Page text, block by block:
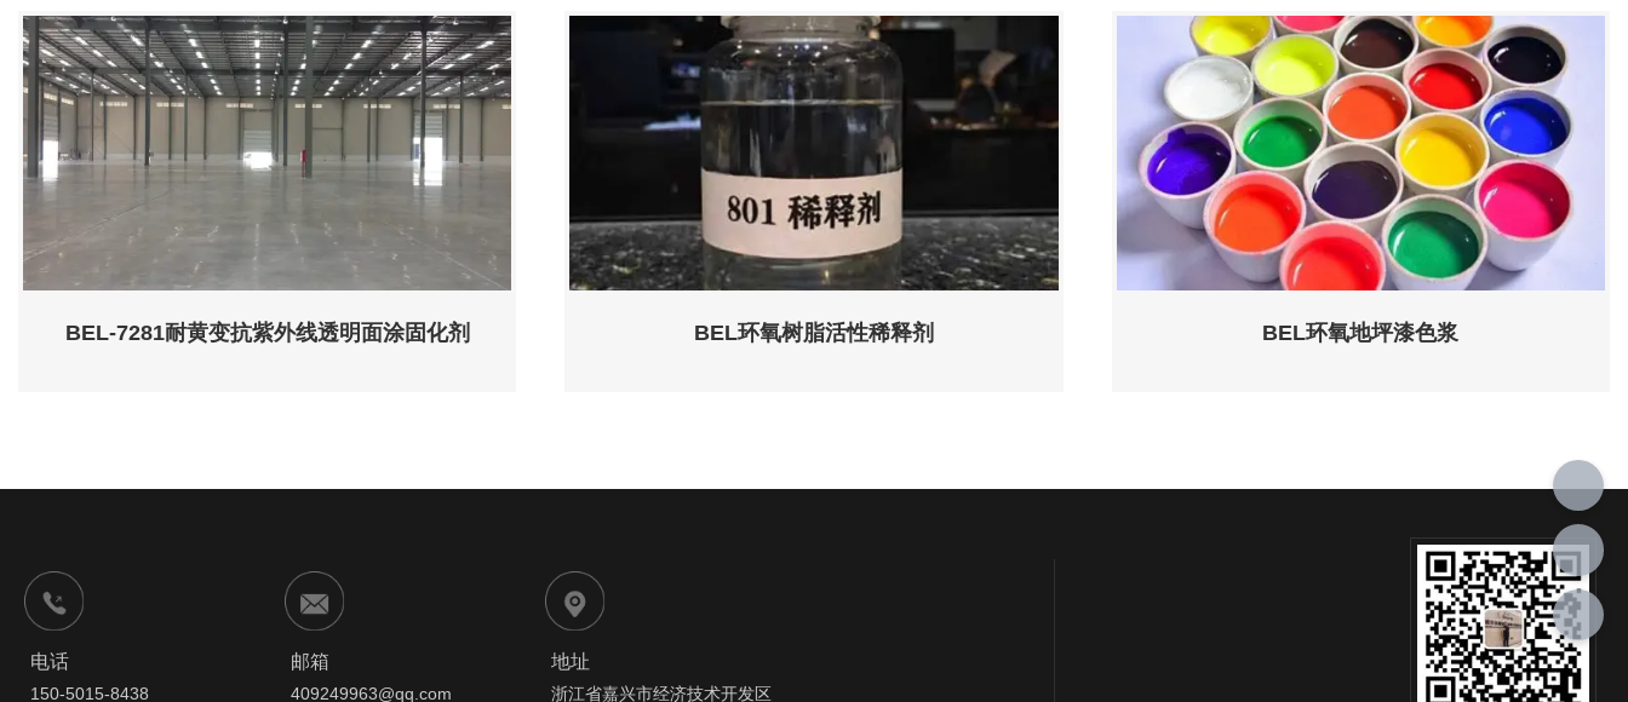
BEL-7281耐黄变抗紫外线透明面涂固化剂 BEL环氧树脂活性稀释剂 BEL环氧地坪漆色浆
电话
150-5015-8438
邮箱
409249963@qq.com
地址
浙江省嘉兴市经济技术开发区